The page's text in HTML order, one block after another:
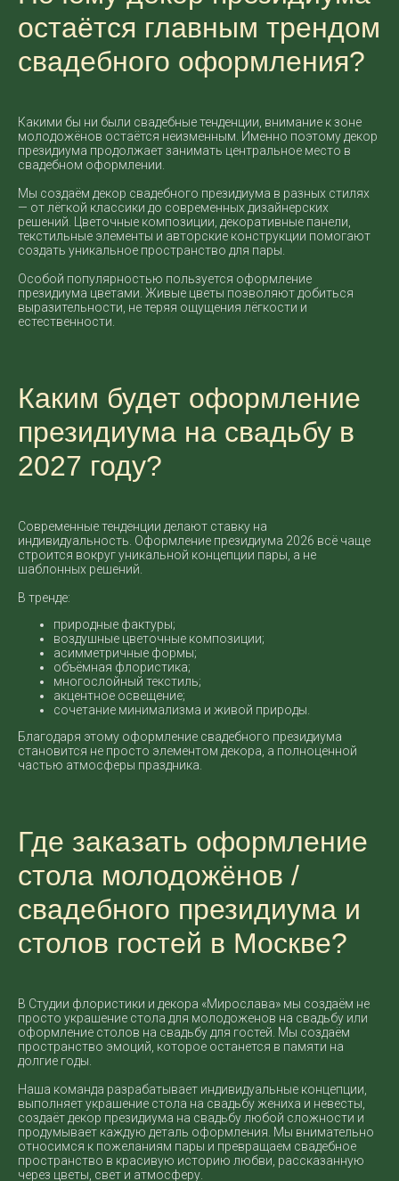
остаётся главным трендом
свадебного оформления?
Какими бы ни были свадебные тенденции, внимание к зоне
молодожёнов остаётся неизменным. Именно поэтому декор
президиума продолжает занимать центральное место в
свадебном оформлении.
Мы создаём декор свадебного президиума в разных стилях
— от лёгкой классики до современных дизайнерских
решений. Цветочные композиции, декоративные панели,
текстильные элементы и авторские конструкции помогают
создать уникальное пространство для пары.
Особой популярностью пользуется оформление
президиума цветами. Живые цветы позволяют добиться
выразительности, не теряя ощущения лёгкости и
естественности.
Каким будет оформление
президиума на свадьбу в
2027 году?
Современные тенденции делают ставку на
индивидуальность. Оформление президиума 2026 всё чаще
строится вокруг уникальной концепции пары, а не
шаблонных решений.
В тренде:
природные фактуры;
воздушные цветочные композиции;
асимметричные формы;
объёмная флористика;
многослойный текстиль;
акцентное освещение;
сочетание минимализма и живой природы.
Благодаря этому оформление свадебного президиума
становится не просто элементом декора, а полноценной
частью атмосферы праздника.
Где заказать оформление
стола молодожёнов /
свадебного президиума и
столов гостей в Москве?
В Студии флористики и декора «Мирослава» мы создаём не
просто украшение стола для молодоженов на свадьбу или
оформление столов на свадьбу для гостей. Мы создаём
пространство эмоций, которое останется в памяти на
долгие годы.
Наша команда разрабатывает индивидуальные концепции,
выполняет украшение стола на свадьбу жениха и невесты,
создаёт декор президиума на свадьбу любой сложности и
продумывает каждую деталь оформления. Мы внимательно
относимся к пожеланиям пары и превращаем свадебное
пространство в красивую историю любви, рассказанную
через цветы, свет и атмосферу.